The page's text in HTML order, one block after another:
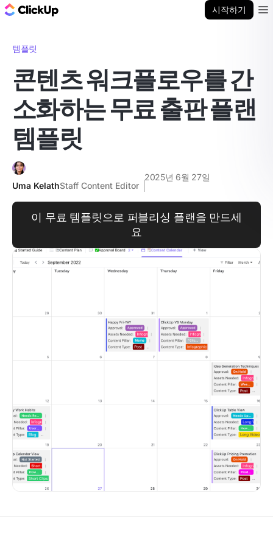
시작하기
템플릿
콘텐츠 워크플로우를 간
소화하는 무료 출판 플랜
템플릿
Uma KelathStaff Content Editor
2025년 6월 27일
이 무료 템플릿으로 퍼블리싱 플랜을 만드세
요